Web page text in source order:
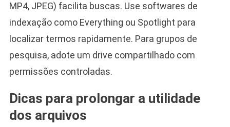
MP4, JPEG) facilita buscas. Use softwares de
indexação como Everything ou Spotlight para
localizar termos rapidamente. Para grupos de
pesquisa, adote um drive compartilhado com
permissões controladas.
Dicas para prolongar a utilidade
dos arquivos